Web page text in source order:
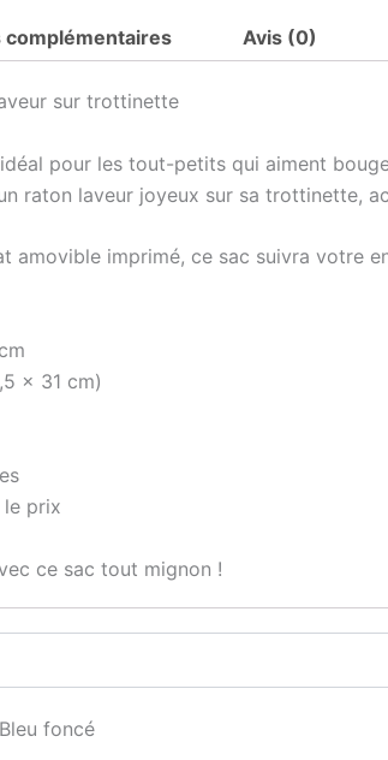
ou
complémentaires Avis (0)
sur trottinette
pour les tout-petits qui aiment
raton laveur joyeux sur sa trottinette,
amovible imprimé, ce sac suivra votre
x 31 cm)
le prix
ce sac tout mignon !
foncé